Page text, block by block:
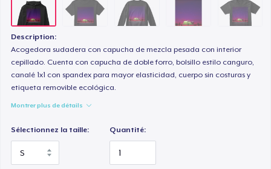
Description:
Acogedora sudadera con capucha de mezcla pesada con interior
cepillado. Cuenta con capucha de doble forro, bolsillo estilo canguro,
canalé 1x1 con spandex para mayor elasticidad, cuerpo sin costuras y
etiqueta removible ecológica.
Montrer plus de détails
Sélectionnez la taille: Quantité: